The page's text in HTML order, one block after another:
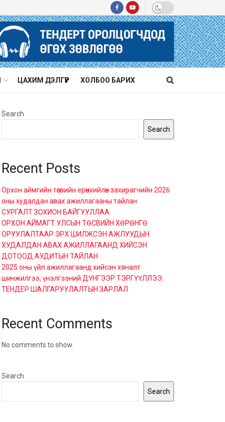
ЦАХИМ ДЭЛГҮҮР ХОЛБОО БАРИХ
Search
Search
Recent Posts
Орхон аймгийн төсвийн ерөнхийлөн захирагчийн 2026
оны худалдан авах ажиллагааны тайлан
СУРГАЛТ ЗОХИОН БАЙГУУЛЛАА.
ОРХОН АЙМАГТ УЛСЫН ТӨСВИЙН ХӨРӨНГӨ
ОРУУЛАЛТААР ЭРХ ШИЛЖСЭН АЖЛУУДЫН
ХУДАЛДАН АВАХ АЖИЛЛАГААНД ХИЙСЭН
ДОТООД АУДИТЫН ТАЙЛАН
2025 оны үйл ажиллагаанд хийсэн хяналт
шинжилгээ, үнэлгээний ДҮНГЭЭР ТЭРГҮҮЛЛЭЭ.
ТЕНДЕР ШАЛГАРУУЛАЛТЫН ЗАРЛАЛ
Recent Comments
No comments to show.
Search
Search